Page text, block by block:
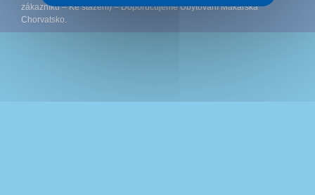
zákazníků–Ke stažení) – DoporučujemeUbytování Makarská
Chorvatsko.